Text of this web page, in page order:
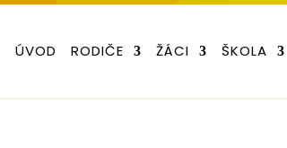
ÚVOD RODIČE ŽÁCI ŠKOLA